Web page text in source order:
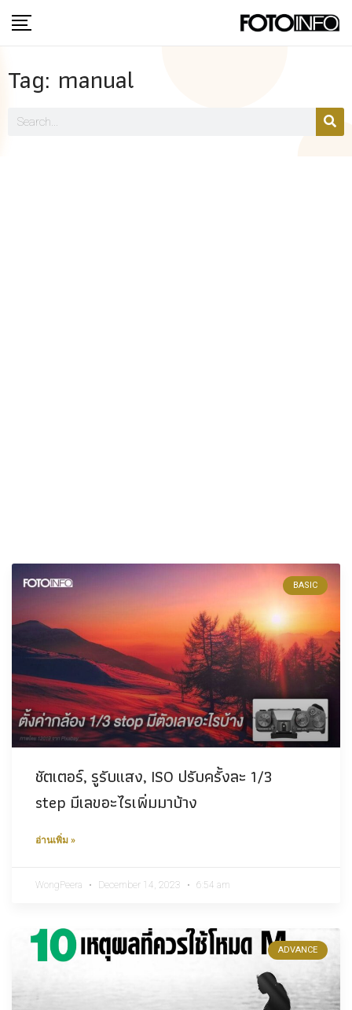
Tag: manual
BASIC
ชัตเตอร์, รูรับแสง, ISO ปรับครั้งละ 1/3
step มีเลขอะไรเพิ่มมาบ้าง
อ่านเพิ่ม »
WongPeera December 14, 2023 6:54 am
ADVANCE